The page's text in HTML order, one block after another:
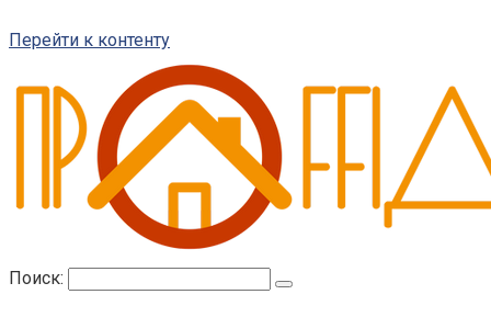
Перейти к контенту
Поиск: